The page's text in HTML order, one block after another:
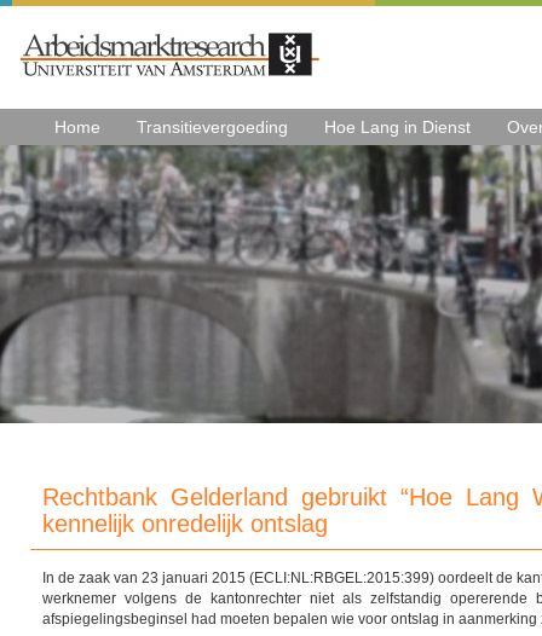
Home Transitievergoeding Hoe Lang in Dienst
Rechtbank Gelderland gebruikt “Hoe Lang
kennelijk onredelijk ontslag
In de zaak van 23 januari 2015 (ECLI:NL:RBGEL:2015:399) oordeelt de
werknemer volgens de kantonrechter niet als zelfstandig
afspiegelingsbeginsel had moeten bepalen wie voor ontslag in